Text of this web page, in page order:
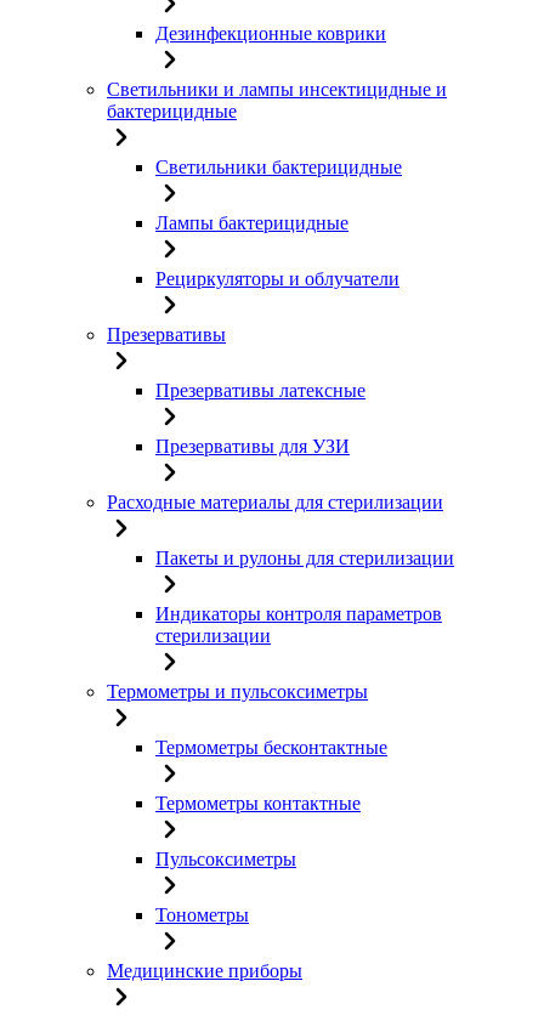
Дезинфекционные коврики
Светильники и лампы инсектицидные и
бактерицидные
Светильники бактерицидные
Лампы бактерицидные
Рециркуляторы и облучатели
Презервативы
Презервативы латексные
Презервативы для УЗИ
Расходные материалы для стерилизации
Пакеты и рулоны для стерилизации
Индикаторы контроля параметров
стерилизации
Термометры и пульсоксиметры
Термометры бесконтактные
Термометры контактные
Пульсоксиметры
Тонометры
Медицинские приборы